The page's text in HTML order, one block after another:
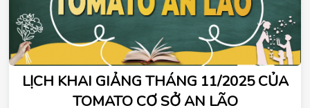
LỊCH KHAI GIẢNG THÁNG 11/2025 CỦA
TOMATO CƠ SỞ AN LÃO